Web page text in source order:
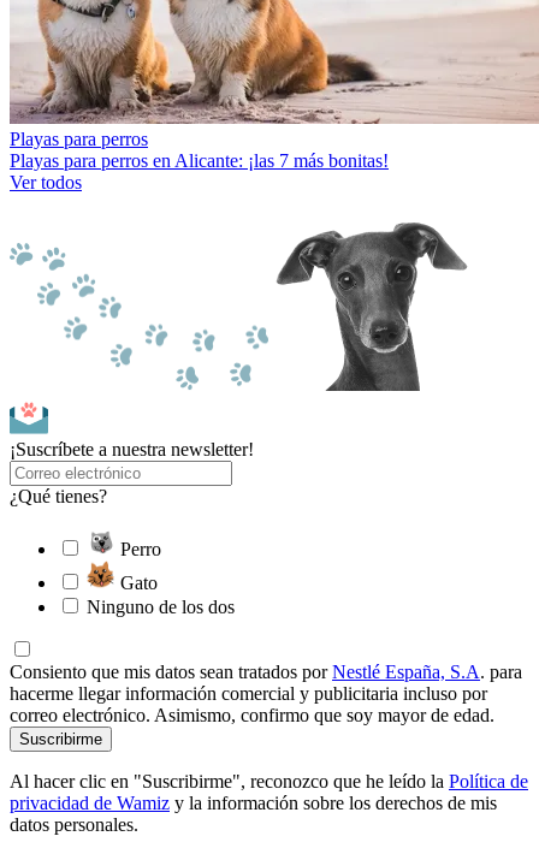
Playas para perros
Playas para perros en Alicante: ¡las 7 más bonitas!
Ver todos
¡Suscríbete a nuestra newsletter!
¿Qué tienes?
Perro
Gato
Ninguno de los dos
Consiento que mis datos sean tratados porNestlé España, S.A. para
hacerme llegar información comercial y publicitaria incluso por
correo electrónico. Asimismo, confirmo que soy mayor de edad.
Suscribirme
Al hacer clic en "Suscribirme", reconozco que he leído la Política de
privacidad de Wamiz y la información sobre los derechos de mis
datos personales.